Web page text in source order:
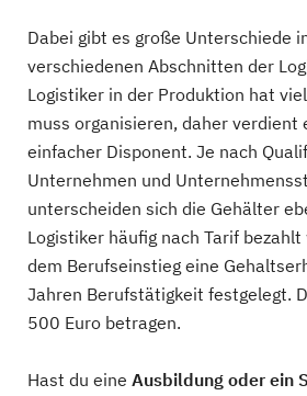
Dabei gibt es große Unterschiede
verschiedenen Abschnitten der
Logistiker in der Produktion hat
muss organisieren, daher verdient
einfacher Disponent. Je nach
Unternehmen und
unterscheiden sich die Gehälter
Logistiker häufig nach Tarif
dem Berufseinstieg eine
Jahren Berufstätigkeit festgelegt.
500 Euro betragen.
Hast du eine Ausbildung oder ein